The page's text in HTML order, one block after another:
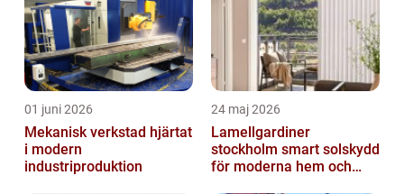
01 juni 2026
Mekanisk verkstad hjärtat
i modern
industriproduktion
24 maj 2026
Lamellgardiner
stockholm smart solskydd
för moderna hem och